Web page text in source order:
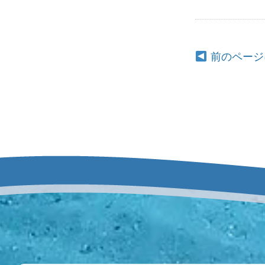
前のペー